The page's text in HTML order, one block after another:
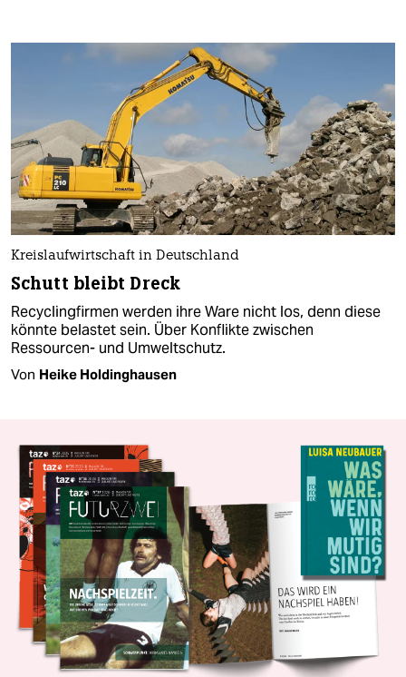
Kreislaufwirtschaft in Deutschland
Schutt bleibt Dreck
Recyclingfirmen werden ihre Ware nicht los, denn diese
könnte belastet sein. Über Konflikte zwischen
Ressourcen- und Umweltschutz.
Von Heike Holdinghausen